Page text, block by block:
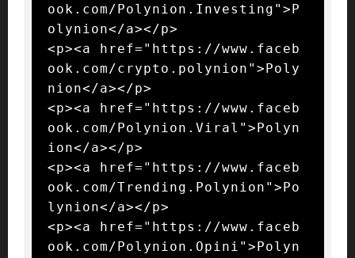
ook.com/Polynion.Investing">P
olynion</a></p>
<p><a href="https://www.faceb
ook.com/crypto.polynion">Poly
nion</a></p>
<p><a href="https://www.faceb
ook.com/Polynion.Viral">Polyn
ion</a></p>
<p><a href="https://www.faceb
ook.com/Trending.Polynion">Po
lynion</a></p>
<p><a href="https://www.faceb
ook.com/Polynion.Opini">Polyn